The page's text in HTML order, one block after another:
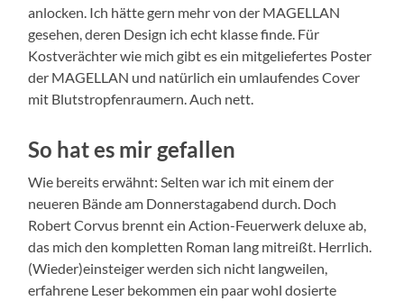
anlocken. Ich hätte gern mehr von der MAGELLAN
gesehen, deren Design ich echt klasse finde. Für
Kostverächter wie mich gibt es ein mitgeliefertes Poster
der MAGELLAN und natürlich ein umlaufendes Cover
mit Blutstropfenraumern. Auch nett.
So hat es mir gefallen
Wie bereits erwähnt: Selten war ich mit einem der
neueren Bände am Donnerstagabend durch. Doch
Robert Corvus brennt ein Action-Feuerwerk deluxe ab,
das mich den kompletten Roman lang mitreißt. Herrlich.
(Wieder)einsteiger werden sich nicht langweilen,
erfahrene Leser bekommen ein paar wohl dosierte